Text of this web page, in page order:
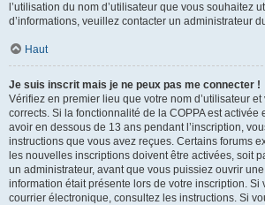
l’utilisation du nom d’utilisateur que vous souhaitez
d’informations, veuillez contacter un administrateur
Haut
Je suis inscrit mais je ne peux pas me connecter !
Vérifiez en premier lieu que votre nom d’utilisateur
corrects. Si la fonctionnalité de la COPPA est activée
avoir en dessous de 13 ans pendant l’inscription,
instructions que vous avez reçues. Certains forums
les nouvelles inscriptions doivent être activées, soit
un administrateur, avant que vous puissiez ouvrir
information était présente lors de votre inscription. Si
courrier électronique, consultez les instructions. Si